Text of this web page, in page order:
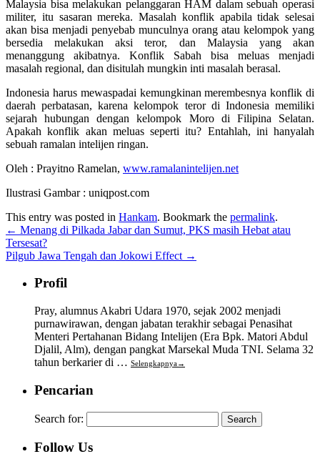
Malaysia bisa melakukan pelanggaran HAM dalam sebuah operasi
militer, itu sasaran mereka. Masalah konflik apabila tidak selesai
akan bisa menjadi penyebab munculnya orang atau kelompok yang
bersedia melakukan aksi teror, dan Malaysia yang akan
menanggung akibatnya. Konflik Sabah bisa meluas menjadi
masalah regional, dan disitulah mungkin inti masalah berasal.
Indonesia harus mewaspadai kemungkinan merembesnya konflik di
daerah perbatasan, karena kelompok teror di Indonesia memiliki
sejarah hubungan dengan kelompok Moro di Filipina Selatan.
Apakah konflik akan meluas seperti itu? Entahlah, ini hanyalah
sebuah ramalan intelijen ringan.
Oleh : Prayitno Ramelan, www.ramalanintelijen.net
Ilustrasi Gambar : uniqpost.com
This entry was posted in Hankam. Bookmark the permalink.
← Menang di Pilkada Jabar dan Sumut, PKS masih Hebat atau
Tersesat?
Pilgub Jawa Tengah dan Jokowi Effect →
Profil
Pray, alumnus Akabri Udara 1970, sejak 2002 menjadi
purnawirawan, dengan jabatan terakhir sebagai Penasihat
Menteri Pertahanan Bidang Intelijen (Era Bpk. Matori Abdul
Djalil, Alm), dengan pangkat Marsekal Muda TNI. Selama 32
tahun berkarier di … Selengkapnya→
Pencarian
Search for:
Follow Us